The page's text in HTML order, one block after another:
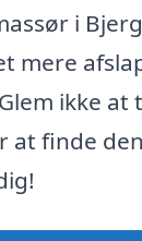
i
mere
ikke at
at finde